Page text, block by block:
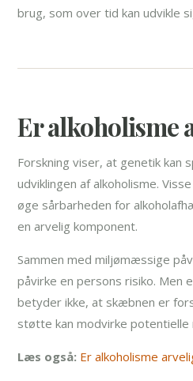
brug, som over tid kan udvikle
Er alkoholisme
Forskning viser, at genetik kan
udviklingen af alkoholisme.
øge sårbarheden for
en arvelig komponent.
Sammen med miljømæssige
påvirke en persons risiko. Men
betyder ikke, at skæbnen er
støtte kan modvirke potentielle
Læs også: Er alkoholisme